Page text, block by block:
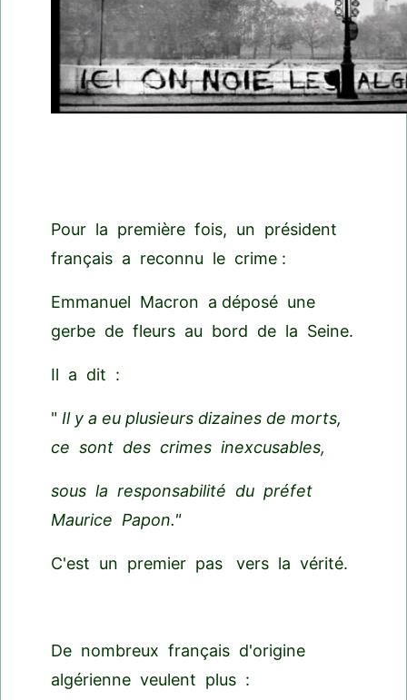
Pour la première fois, un président
français a reconnu le crime :
Emmanuel Macron a déposé une
gerbe de fleurs au bord de la Seine.
Il a dit :
" Il y a eu plusieurs dizaines de morts,
ce sont des crimes inexcusables,
sous la responsabilité du préfet
Maurice Papon."
C'est un premier pas vers la vérité.
De nombreux français d'origine
algérienne veulent plus :